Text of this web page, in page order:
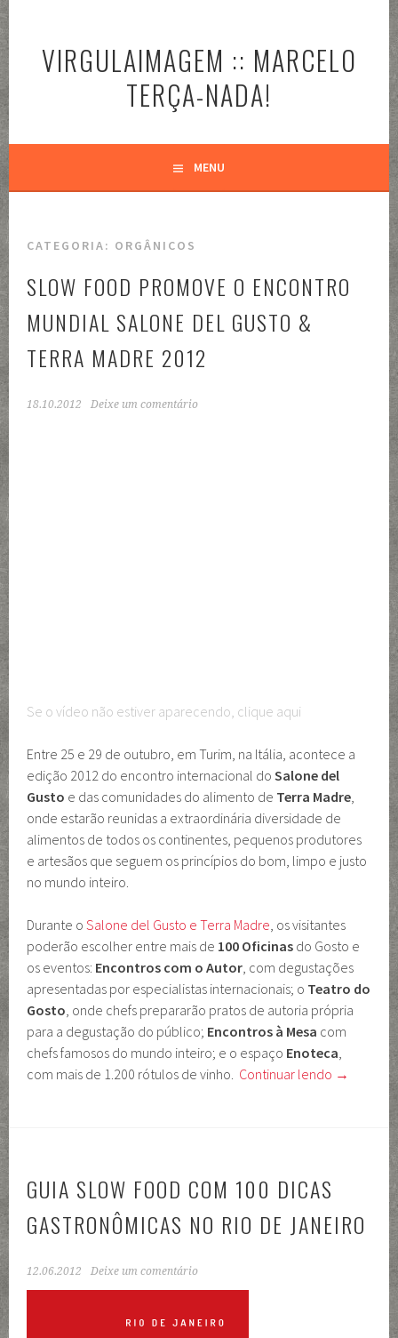
o
conteúdoVIRGULAIMAGEM :: MARCELO
TERÇA-NADA!
MENU
CATEGORIA: ORGÂNICOS
SLOW FOOD PROMOVE O ENCONTRO
MUNDIAL SALONE DEL GUSTO &
TERRA MADRE 2012
18.10.2012 Deixe um comentário
Se o vídeo não estiver aparecendo, clique aqui
Entre 25 e 29 de outubro, em Turim, na Itália, acontece a
edição 2012 do encontro internacional doSalone del
Gusto e das comunidades do alimento de Terra Madre,
onde estarão reunidas a extraordinária diversidade de
alimentos de todos os continentes, pequenos produtores
e artesãos que seguem os princípios do bom, limpo e justo
no mundo inteiro.
Durante oSalone del Gusto e Terra Madre, os visitantes
poderão escolher entre mais de 100 Oficinas do Gosto e
os eventos: Encontros com o Autor, com degustações
apresentadas por especialistas internacionais; o Teatro do
Gosto, onde chefs prepararão pratos de autoria própria
para a degustação do público; Encontros à Mesa com
chefs famosos do mundo inteiro; e o espaço Enoteca,
com mais de 1.200 rótulos de vinho. Continuar lendo →
GUIA SLOW FOOD COM 100 DICAS
GASTRONÔMICAS NO RIO DE JANEIRO
12.06.2012 Deixe um comentário